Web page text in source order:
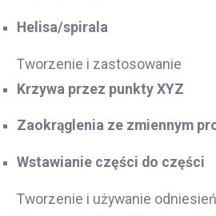
Helisa/spirala
Tworzenie i zastosowanie
Krzywa przez punkty XYZ
Zaokrąglenia ze zmiennym
Wstawianie części do części
Tworzenie i używanie